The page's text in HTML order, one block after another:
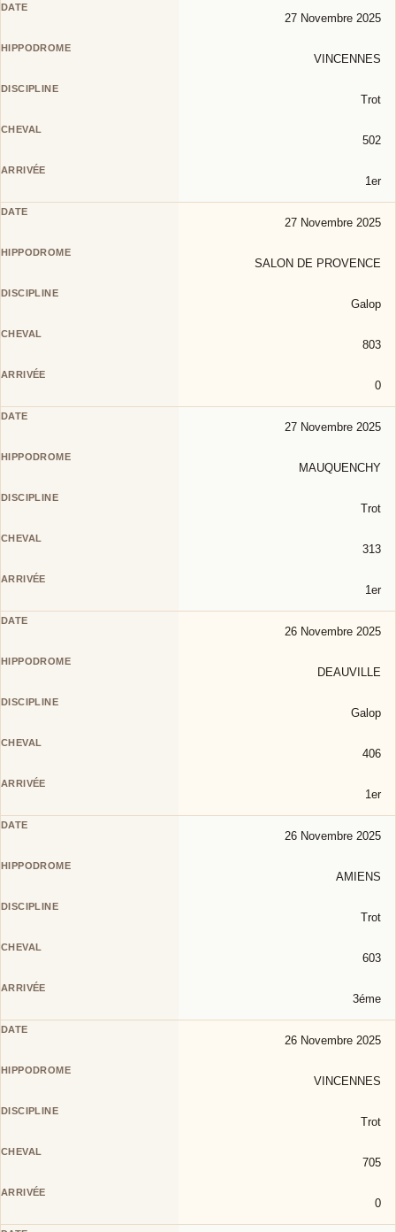
27 Novembre 2025
VINCENNES
Trot
502
1er
27 Novembre 2025
SALON DE PROVENCE
Galop
803
0
27 Novembre 2025
MAUQUENCHY
Trot
313
1er
26 Novembre 2025
DEAUVILLE
Galop
406
1er
26 Novembre 2025
AMIENS
Trot
603
3éme
26 Novembre 2025
VINCENNES
Trot
705
0